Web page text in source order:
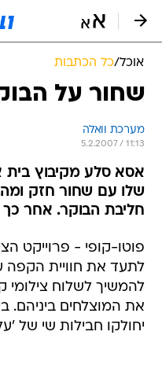
אוכל/כל הכתבות
שחור על
מערכת וואלה
5.2.2007 / 11:13
אסא סלע מקיבוץ
שלו עם שחור חזק
חליבת הבוקר. אחר
פוטו-קופי - פרוייקט
לתעד את חוויית הקפה
להמשיך לשלוח צילומי
את המוצלחים ביניהם.
יחולקו חבילות שי של